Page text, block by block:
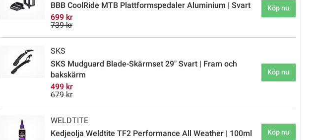
BBB CoolRide MTB Plattformspedaler Aluminium | Svart
699 kr
739 kr
Köp nu
SKS
SKS Mudguard Blade-Skärmset 29" Svart | Fram och
bakskärm
499 kr
679 kr
Köp nu
WELDTITE
Kedjeolja Weldtite TF2 Performance All Weather | 100ml
Köp nu